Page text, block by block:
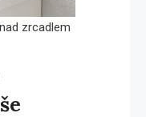
zrcadlem